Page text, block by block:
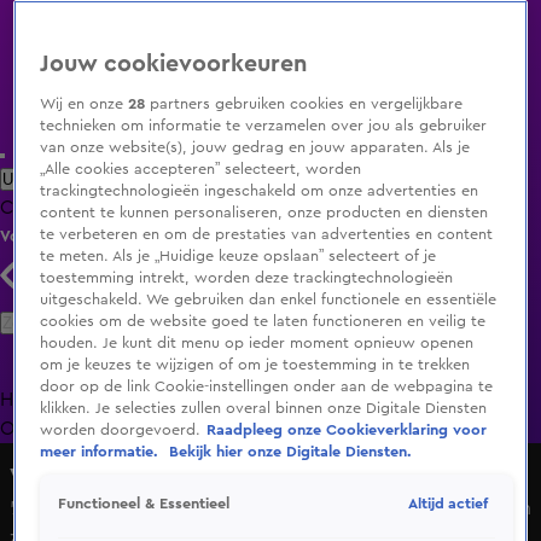
Uitzending Gemist Populaire programma's Zenders Genres
ClipsFilmsRadioSmart TV inlogShop
Volg KIJK
Zoeken
HomeUitzending Gemist Programma's De Bondgenoten
OranjezomerLivestreamsShop
Vandaag Inside
'Als Lubach bij RTL z’n zakken wil vullen, moet hij niet gaan
Jouw cookievoorkeuren
Wij en onze28 partners gebruiken cookies en vergelijkbare
technieken om informatie te verzamelen over jou als gebruiker
van onze website(s), jouw gedrag en jouw apparaten. Als je
„Alle cookies accepteren” selecteert, worden
trackingtechnologieën ingeschakeld om onze advertenties en
content te kunnen personaliseren, onze producten en diensten
te verbeteren en om de prestaties van advertenties en content
te meten. Als je „Huidige keuze opslaan” selecteert of je
toestemming intrekt, worden deze trackingtechnologieën
uitgeschakeld. We gebruiken dan enkel functionele en essentiële
cookies om de website goed te laten functioneren en veilig te
houden. Je kunt dit menu op ieder moment opnieuw openen
om je keuzes te wijzigen of om je toestemming in te trekken
door op de link Cookie-instellingen onder aan de webpagina te
klikken. Je selecties zullen overal binnen onze Digitale Diensten
worden doorgevoerd.
Raadpleeg onze Cookieverklaring voor
meer informatie.
Bekijk hier onze Digitale Diensten.
Functioneel & Essentieel Altijd actief